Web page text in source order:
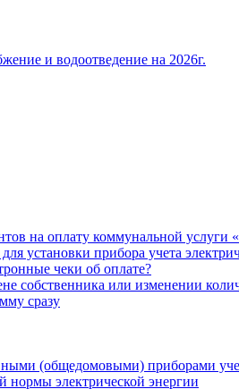
и водоотведение на 2026г.
на оплату коммунальной услуги
установки прибора учета
чеки об оплате?
собственника или изменении
сразу
(общедомовыми) приборами
нормы электрической энергии